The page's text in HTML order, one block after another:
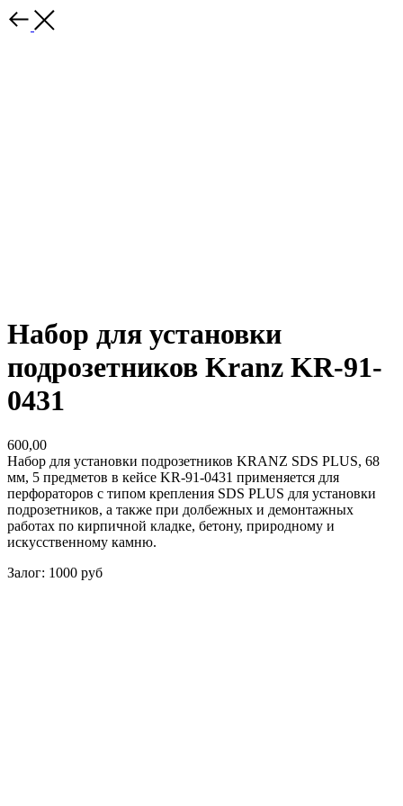
Набор для установки
подрозетников Kranz KR-91-
0431
600,00
Набор для установки подрозетников KRANZ SDS PLUS, 68
мм, 5 предметов в кейсе KR-91-0431 применяется для
перфораторов с типом крепления SDS PLUS для установки
подрозетников, а также при долбежных и демонтажных
работах по кирпичной кладке, бетону, природному и
искусственному камню.
Залог: 1000 руб